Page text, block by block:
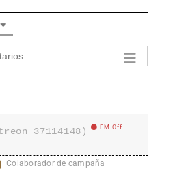
EM Off
Colaborador de campaña